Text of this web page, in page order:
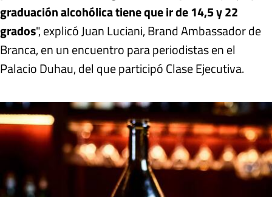
graduación alcohólica tiene que ir de 14,5 y 22
grados", explicó Juan Luciani, Brand Ambassador de
Branca, en un encuentro para periodistas en el
Palacio Duhau, del que participó Clase Ejecutiva.